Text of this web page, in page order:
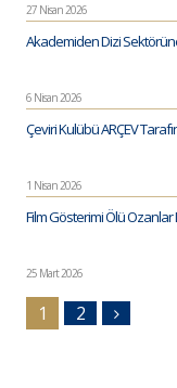
27 Nisan 2026
Akademiden Dizi
6 Nisan 2026
Çeviri Kulübü ARÇEV
1 Nisan 2026
Film Gösterimi Ölü
25 Mart 2026
1 2